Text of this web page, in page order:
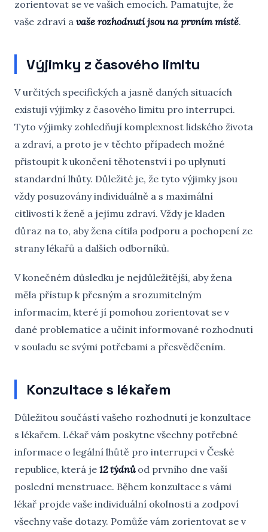
zorientovat se ve vašich emocích. Pamatujte, že
vaše zdraví a vaše rozhodnutí jsou na prvním místě.
Výjimky z časového limitu
V určitých specifických a jasně daných situacích
existují výjimky z časového limitu pro interrupci.
Tyto výjimky zohledňují komplexnost lidského života
a zdraví, a proto je v těchto případech možné
přistoupit k ukončení těhotenství i po uplynutí
standardní lhůty. Důležité je, že tyto výjimky jsou
vždy posuzovány individuálně a s maximální
citlivostí k ženě a jejímu zdraví. Vždy je kladen
důraz na to, aby žena cítila podporu a pochopení ze
strany lékařů a dalších odborníků.
V konečném důsledku je nejdůležitější, aby žena
měla přístup k přesným a srozumitelným
informacím, které jí pomohou zorientovat se v
dané problematice a učinit informované rozhodnutí
v souladu se svými potřebami a přesvědčením.
Konzultace s lékařem
Důležitou součástí vašeho rozhodnutí je konzultace
s lékařem. Lékař vám poskytne všechny potřebné
informace o legální lhůtě pro interrupci v České
republice, která je 12 týdnůod prvního dne vaší
poslední menstruace. Během konzultace s vámi
lékař projde vaše individuální okolnosti a zodpoví
všechny vaše dotazy. Pomůže vám zorientovat se v